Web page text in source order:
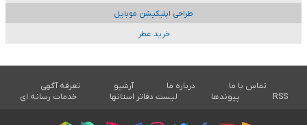
طراحی اپلیکیشن موبایل
خرید عطر
تماس با ما درباره ما آرشیو
تعرفه آگهی
RSS
پیوندها لیست دفاتر استانها خدمات رسانه ای